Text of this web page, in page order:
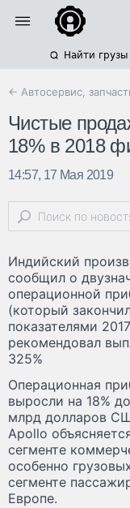
Найти грузы
← Автосервис,
Чистые
18% в 2018
14:57, 17 Мая 2019
Индийский
сообщил о
операционной
(который
показателями
рекомендовал
325%
Операционная
выросли на 18%
млрд долларов
Apollo
сегменте
особенно
сегменте
Европе.